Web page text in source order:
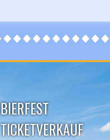
BIERFEST
TICKETVERKAUF